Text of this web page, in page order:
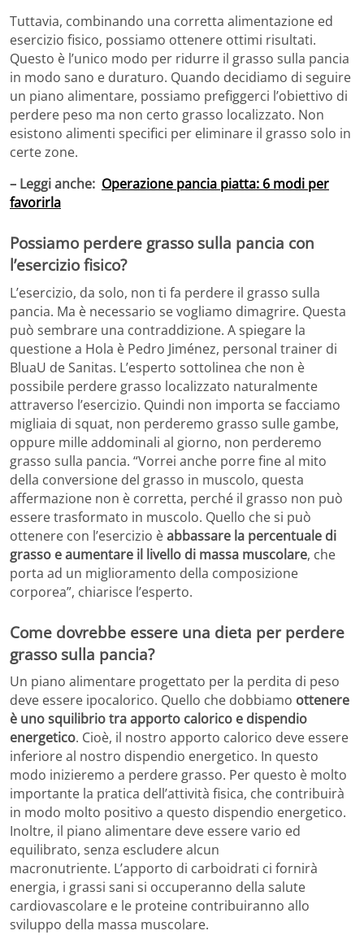
Tuttavia, combinando una corretta alimentazione ed
esercizio fisico, possiamo ottenere ottimi risultati.
Questo è l’unico modo per ridurre il grasso sulla pancia
in modo sano e duraturo. Quando decidiamo di seguire
un piano alimentare, possiamo prefiggerci l’obiettivo di
perdere peso ma non certo grasso localizzato. Non
esistono alimenti specifici per eliminare il grasso solo in
certe zone.
– Leggi anche: Operazione pancia piatta: 6 modi per
favorirla
Possiamo perdere grasso sulla pancia con
l’esercizio fisico?
L’esercizio, da solo, non ti fa perdere il grasso sulla
pancia. Ma è necessario se vogliamo dimagrire. Questa
può sembrare una contraddizione. A spiegare la
questione a Hola è Pedro Jiménez, personal trainer di
BluaU de Sanitas. L’esperto sottolinea che non è
possibile perdere grasso localizzato naturalmente
attraverso l’esercizio. Quindi non importa se facciamo
migliaia di squat, non perderemo grasso sulle gambe,
oppure mille addominali al giorno, non perderemo
grasso sulla pancia. “Vorrei anche porre fine al mito
della conversione del grasso in muscolo, questa
affermazione non è corretta, perché il grasso non può
essere trasformato in muscolo. Quello che si può
ottenere con l’esercizio èabbassare la percentuale di
grasso e aumentare il livello di massa muscolare, che
porta ad un miglioramento della composizione
corporea”, chiarisce l’esperto.
Come dovrebbe essere una dieta per perdere
grasso sulla pancia?
Un piano alimentare progettato per la perdita di peso
deve essere ipocalorico. Quello che dobbiamo ottenere
è uno squilibrio tra apporto calorico e dispendio
energetico. Cioè, il nostro apporto calorico deve essere
inferiore al nostro dispendio energetico. In questo
modo inizieremo a perdere grasso. Per questo è molto
importante la pratica dell’attività fisica, che contribuirà
in modo molto positivo a questo dispendio energetico.
Inoltre, il piano alimentare deve essere vario ed
equilibrato, senza escludere alcun
macronutriente. L’apporto di carboidrati ci fornirà
energia, i grassi sani si occuperanno della salute
cardiovascolare e le proteine ​​contribuiranno allo
sviluppo della massa muscolare.